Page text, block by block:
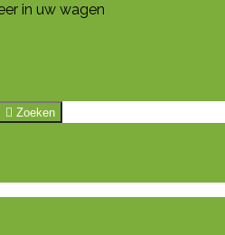
in uw wagen
 Zoeken